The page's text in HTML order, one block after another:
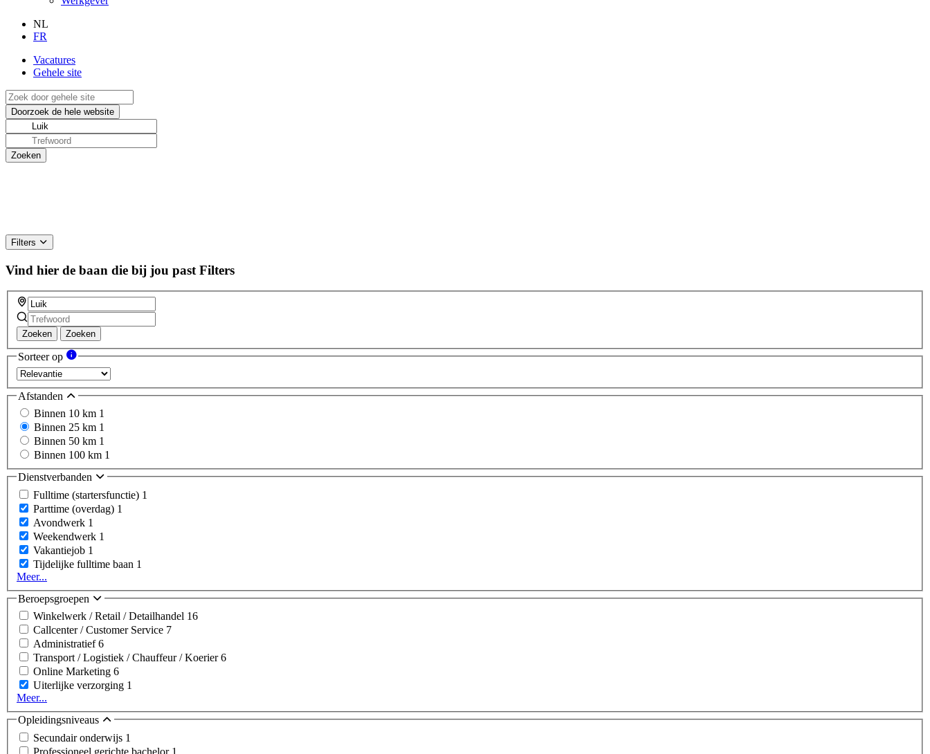
NL
FR
Vacatures
Gehele site
Filters
Vind hier de baan die bij jou past Filters
Zoeken Zoeken
Sorteer op
Afstanden
Binnen 10 km 1
Binnen 25 km 1
Binnen 50 km 1
Binnen 100 km 1
Dienstverbanden
Fulltime (startersfunctie) 1
Parttime (overdag) 1
Avondwerk 1
Weekendwerk 1
Vakantiejob 1
Tijdelijke fulltime baan 1
Meer...
Beroepsgroepen
Winkelwerk / Retail / Detailhandel 16
Callcenter / Customer Service 7
Administratief6
Transport / Logistiek / Chauffeur / Koerier6
Online Marketing 6
Uiterlijke verzorging 1
Meer...
Opleidingsniveaus
Secundair onderwijs 1
Professioneel gerichte bachelor 1